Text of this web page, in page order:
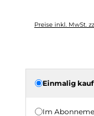
Preise inkl. MwSt.
Einmalig
Im